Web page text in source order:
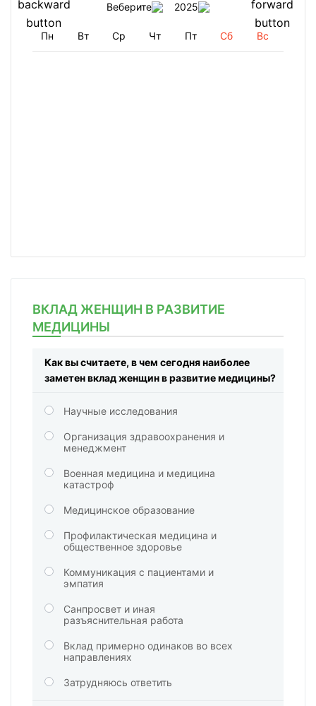
Веберите 2025
Пн Вт Ср Чт Пт Сб Вс
ВКЛАД ЖЕНЩИН В РАЗВИТИЕ
МЕДИЦИНЫ
Как вы считаете, в чем сегодня наиболее
заметен вклад женщин в развитие медицины?
Научные исследования
Организация здравоохранения и
менеджмент
Военная медицина и медицина
катастроф
Медицинское образование
Профилактическая медицина и
общественное здоровье
Коммуникация с пациентами и
эмпатия
Санпросвет и иная
разъяснительная работа
Вклад примерно одинаков во всех
направлениях
Затрудняюсь ответить